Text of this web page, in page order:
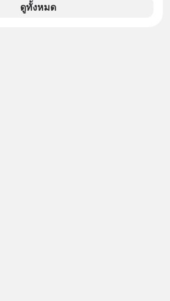
แรกในประเทศไทย ที่ Central Park
ดูทั้งหมด